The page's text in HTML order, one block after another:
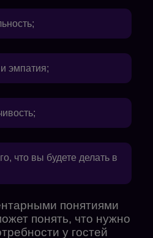
эмпатия;
что вы будете делать в
понятиями
понять, что нужно
у гостей